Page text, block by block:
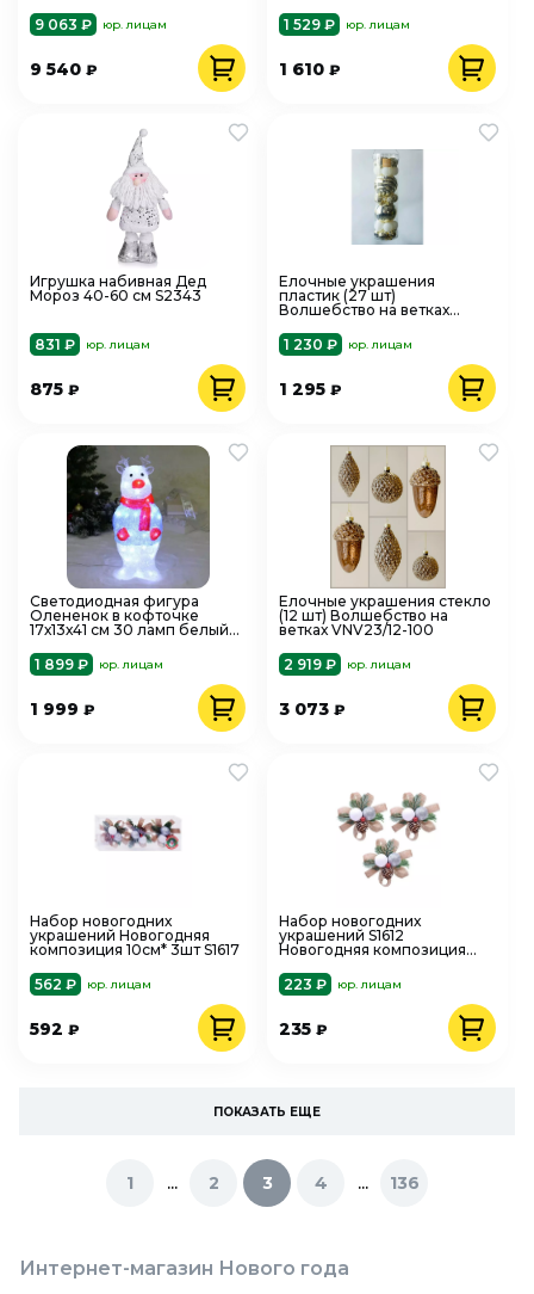
9 063 ₽
юр. лицам
9 540 ₽
1 529 ₽ юр. лицам
1 610₽
Игрушка набивная Дед
Мороз 40-60 см S2343
831 ₽ юр. лицам
875 ₽
Елочные украшения
пластик (27 шт)
Волшебство на ветках
1 230 ₽
юр. лицам
1 295₽
Светодиодная фигура
Олененок в кофточке
17х13х41 см 30 ламп белый
1 899 ₽
юр. лицам
1 999 ₽
Елочные украшения стекло
(12 шт) Волшебство на
ветках VNV23/12-100
2 919 ₽
юр. лицам
3 073₽
Набор новогодних
украшений Новогодняя
композиция 10см* 3шт S1617
562 ₽
юр. лицам
592 ₽
Набор новогодних
украшений S1612
Новогодняя композиция
223 ₽
юр. лицам
235₽
ПОКАЗАТЬ ЕЩЕ
1 ... 2 3 4 ... 136
Интернет-магазин Нового года